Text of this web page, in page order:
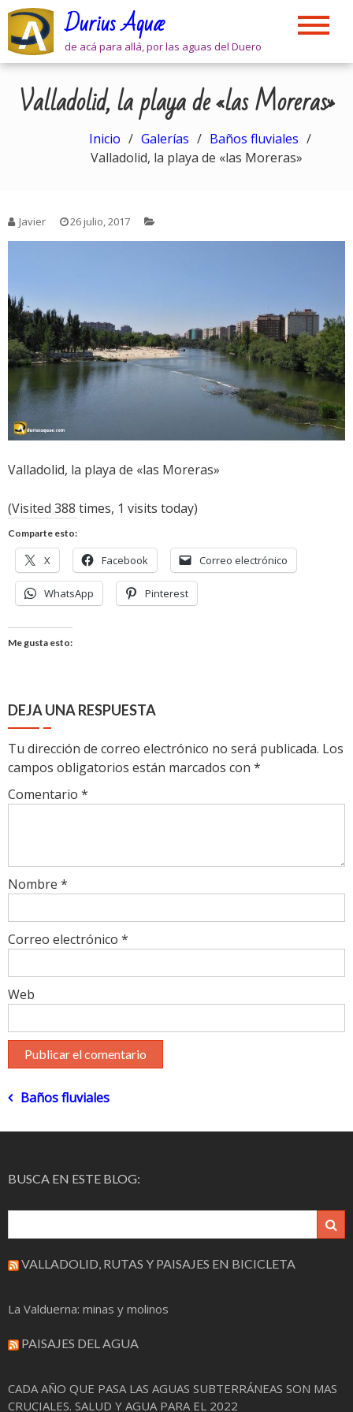
Skip
content
Durius Aquæ
de acá para allá, por las aguas del Duero
Valladolid, la playa de «las Moreras»
Inicio Galerías
Baños fluviales
Valladolid, la playa de «las Moreras»
Javier 26 julio, 2017
Valladolid, la playa de «las Moreras»
(Visited 388 times, 1 visits today)
Comparte esto:
X Facebook Correo electrónico
WhatsApp Pinterest
Me gusta esto:
DEJA UNA RESPUESTA
Tu dirección de correo electrónico no será publicada. Los
campos obligatorios están marcados con *
Comentario *
Nombre *
Correo electrónico *
Web
Navegación
de
Baños fluviales
BUSCA EN ESTE BLOG:
VALLADOLID, RUTAS Y PAISAJES EN BICICLETA
La Valduerna: minas y molinos
PAISAJES DEL AGUA
CADA AÑO QUE PASA LAS AGUAS SUBTERRÁNEAS SON MAS
CRUCIALES. SALUD Y AGUA PARA EL 2022